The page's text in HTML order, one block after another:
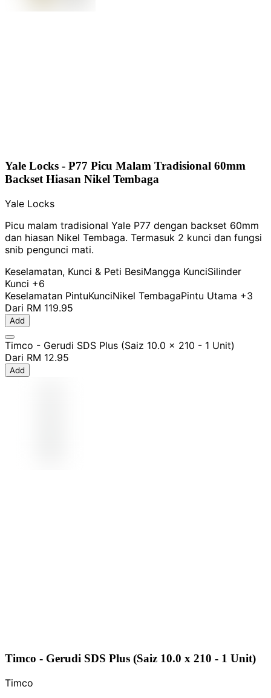
Yale Locks - P77 Picu Malam Tradisional 60mm
Backset Hiasan Nikel Tembaga
Yale Locks
Picu malam tradisional Yale P77 dengan backset 60mm
dan hiasan Nikel Tembaga. Termasuk 2 kunci dan fungsi
snib pengunci mati.
Keselamatan, Kunci & Peti BesiMangga KunciSilinder
Kunci +6
Keselamatan PintuKunciNikel TembagaPintu Utama +3
Dari RM 119.95
Add
Timco - Gerudi SDS Plus (Saiz 10.0 x 210 - 1 Unit)
Dari RM 12.95
Add
Timco - Gerudi SDS Plus (Saiz 10.0 x 210 - 1 Unit)
Timco